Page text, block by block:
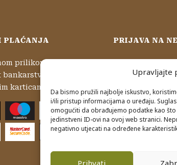
Upravljajte
Da bismo pružili najbolje iskustvo,
i/ili pristup informacijama o uređaju.
omogućiti da obrađujemo podatke kao
jedinstveni ID-ovi na ovoj web stranici.
negativno utjecati na određene
Prihvati
PLAĆANJA
prilikom preuzimanja
karticama
PRIJAVA NA